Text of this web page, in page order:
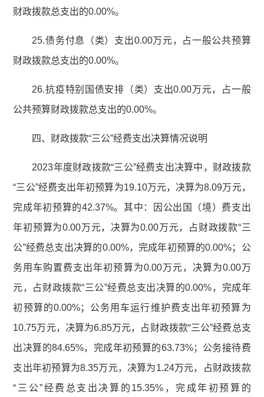
财政拨款总支出的0.00%。
25.债务付息（类）支出0.00万元，占一般公共预算
财政拨款总支出的0.00%。
26.抗疫特别国债安排（类）支出0.00万元，占一般
公共预算财政拨款总支出的0.00%。
四、财政拨款“三公”经费支出决算情况说明
2023年度财政拨款“三公”经费支出决算中，财政拨款
“三公”经费支出年初预算为19.10万元，决算为8.09万元，
完成年初预算的42.37%。其中：因公出国（境）费支出
年初预算为0.00万元，决算为0.00万元，占财政拨款“三
公”经费总支出决算的0.00%，完成年初预算的0.00%；公
务用车购置费支出年初预算为0.00万元，决算为0.00万
元，占财政拨款“三公”经费总支出决算的0.00%，完成年
初预算的0.00%；公务用车运行维护费支出年初预算为
10.75万元，决算为6.85万元，占财政拨款“三公”经费总支
出决算的84.65%，完成年初预算的63.73%；公务接待费
支出年初预算为8.35万元，决算为1.24万元，占财政拨款
“三公”经费总支出决算的15.35%，完成年初预算的